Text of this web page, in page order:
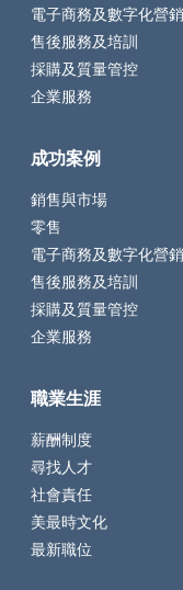
電子商務及數字化營銷
售後服務及培訓
採購及質量管控
企業服務
成功案例
銷售與市場
零售
電子商務及數字化營銷
售後服務及培訓
採購及質量管控
企業服務
職業生涯
薪酬制度
尋找人才
社會責任
美最時文化
最新職位